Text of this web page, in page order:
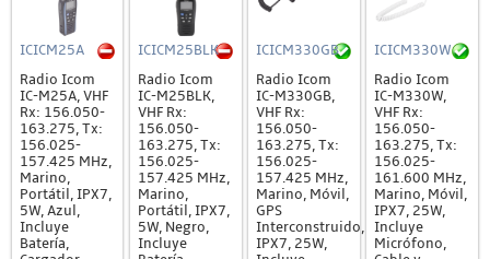
ICICM25A
Radio Icom
IC-M25A, VHF
Rx: 156.050-
163.275, Tx:
156.025-
157.425 MHz,
Marino,
Portátil, IPX7,
5W, Azul,
Incluye
Batería,
ICICM25BLK
Radio Icom
IC-M25BLK,
VHF Rx:
156.050-
163.275, Tx:
156.025-
157.425 MHz,
Marino,
Portátil, IPX7,
5W, Negro,
Incluye
ICICM330GB
Radio Icom
IC-M330GB,
VHF Rx:
156.050-
163.275, Tx:
156.025-
157.425 MHz,
Marino, Móvil,
GPS
Interconstruido,
IPX7, 25W,
ICICM330W
Radio Icom
IC-M330W,
VHF Rx:
156.050-
163.275, Tx:
156.025-
161.600 MHz,
Marino, Móvil,
IPX7, 25W,
Incluye
Micrófono,